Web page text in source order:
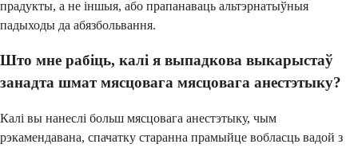
прадукты, а не іншыя, або прапанаваць альтэрнатыўныя
падыходы да абязбольвання.
Што мне рабіць, калі я выпадкова выкарыстаў
занадта шмат мясцовага мясцовага анестэтыку?
Калі вы нанеслі больш мясцовага анестэтыку, чым
рэкамендавана, спачатку старанна прамыйце вобласць вадой з